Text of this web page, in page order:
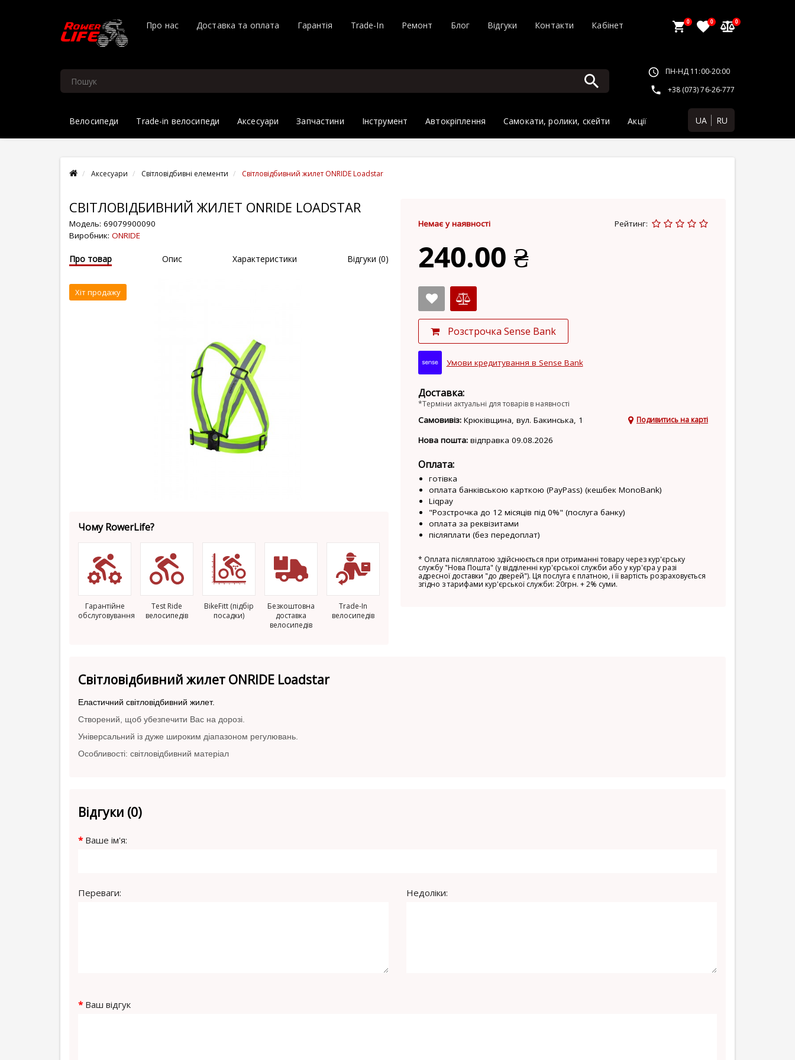
Про нас Доставка та оплата Гарантія Trade-In Ремонт Блог Відгуки Контакти Кабінет 0 0 0
ПН-НД 11:00-20:00
+38 (073) 76-26-777
Велосипеди Trade-in велосипеди Аксесуари Запчастини Інструмент Автокріплення Самокати, ролики, скейти Акції UA RU
Аксесуари Світловідбивні елементи Світловідбивний жилет ONRIDE Loadstar
СВІТЛОВІДБИВНИЙ ЖИЛЕТ ONRIDE LOADSTAR
Модель: 69079900090
Виробник: ONRIDE
Про товар Опис Характеристики Відгуки (0)
Хіт продажу
Чому RowerLife?
Гарантійне
обслуговування
Test Ride
велосипедів
BikeFitt (підбір
посадки)
Безкоштовна
доставка
велосипедів
Trade-In
велосипедів
Немає у наявності Рейтинг:
240.00 ₴
Розстрочка Sense Bank
Умови кредитування в Sense Bank
Доставка:
*Терміни актуальні для товарів в наявності
Самовивіз: Крюківщина, вул. Бакинська, 1 Подивитись на карті
Нова пошта: відправка 09.08.2026
Оплата:
готівка
оплата банківською карткою (PayPass) (кешбек MonoBank)
Liqpay
"Розстрочка до 12 місяців під 0%" (послуга банку)
оплата за реквізитами
післяплати (без передоплат)
* Оплата післяплатою здійснюється при отриманні товару через кур'єрську
службу "Нова Пошта" (у відділенні кур'єрської служби або у кур'єра у разі
адресної доставки "до дверей"). Ця послуга є платною, і її вартість розраховується
згідно з тарифами кур'єрської служби: 20грн. + 2% суми.
Світловідбивний жилет ONRIDE Loadstar
Еластичний світловідбивний жилет.
Створений, щоб убезпечити Вас на дорозі.
Універсальний із дуже широким діапазоном регулювань.
Особливості: світловідбивний матеріал
Відгуки (0)
Ваше ім'я:
Переваги: Недоліки:
Ваш відгук